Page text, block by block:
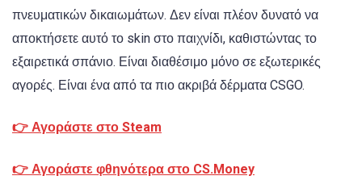
πνευματικών δικαιωμάτων. Δεν είναι πλέον δυνατό να
αποκτήσετε αυτό το skin στο παιχνίδι, καθιστώντας το
εξαιρετικά σπάνιο. Είναι διαθέσιμο μόνο σε εξωτερικές
αγορές. Είναι ένα από τα πιο ακριβά δέρματα CSGO.
👉 Αγοράστε στο Steam
👉 Αγοράστε φθηνότερα στο CS.Money